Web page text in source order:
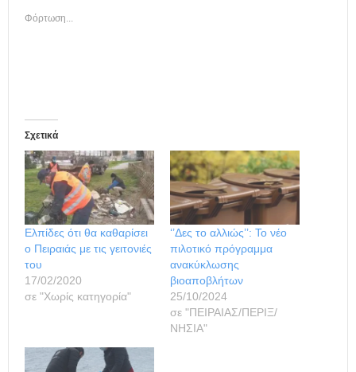
Φόρτωση...
Σχετικά
Ελπίδες ότι θα καθαρίσει
ο Πειραιάς με τις γειτονιές
του
17/02/2020
σε "Χωρίς κατηγορία"
‘’Δες το αλλιώς’’: Το νέο
πιλοτικό πρόγραμμα
ανακύκλωσης
βιοαποβλήτων
25/10/2024
σε "ΠΕΙΡΑΙΑΣ/ΠΕΡΙΞ/
ΝΗΣΙΑ"